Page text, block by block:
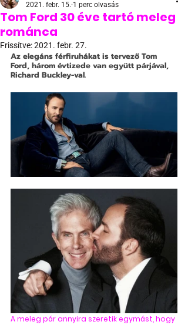
Tom Ford 30 éve tartó meleg
románca
2021. febr. 15. 1 perc olvasás
Frissítve:2021. febr. 27.
Az elegáns férfiruhákat is tervező Tom
Ford, három évtizede van együtt párjával,
Richard Buckley-val.
A meleg pár annyira szeretik egymást, hogy